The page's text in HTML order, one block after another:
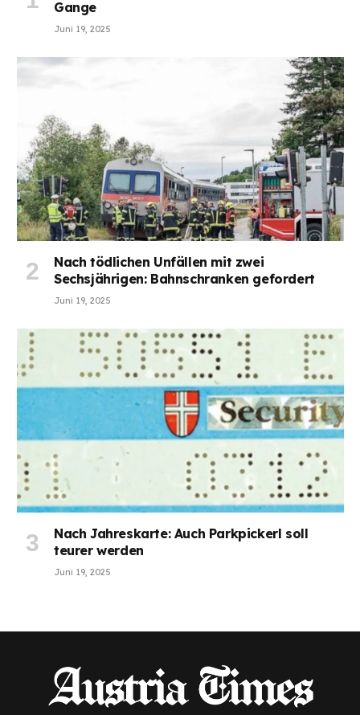
Gange
Juni 19, 2025
Nach tödlichen Unfällen mit zwei
Sechsjährigen: Bahnschranken gefordert
Juni 19, 2025
Nach Jahreskarte: Auch Parkpickerl soll
teurer werden
Juni 19, 2025